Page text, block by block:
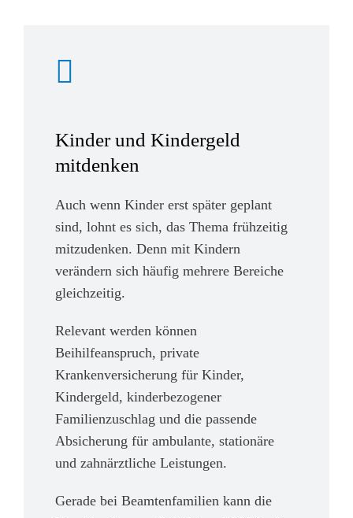
Kinder und Kindergeld
mitdenken
Auch wenn Kinder erst später geplant
sind, lohnt es sich, das Thema frühzeitig
mitzudenken. Denn mit Kindern
verändern sich häufig mehrere Bereiche
gleichzeitig.
Relevant werden können
Beihilfeanspruch, private
Krankenversicherung für Kinder,
Kindergeld, kinderbezogener
Familienzuschlag und die passende
Absicherung für ambulante, stationäre
und zahnärztliche Leistungen.
Gerade bei Beamtenfamilien kann die